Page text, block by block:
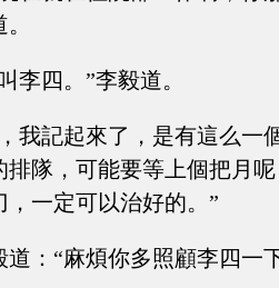
李四。”李毅道。
我記起來了，是有這么一
排隊，可能要等上個把月
，一定可以治好的。”
道：“麻煩你多照顧李四一